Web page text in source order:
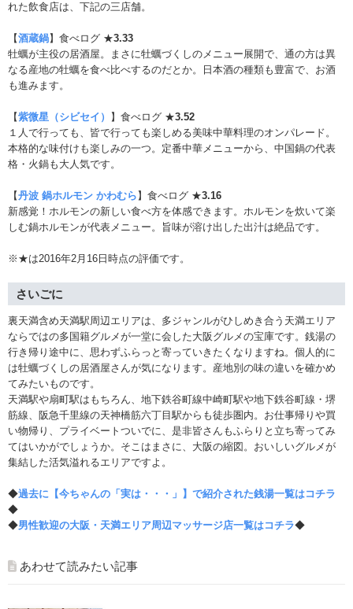
れた飲食店は、下記の三店舗。
【酒蔵鍋】食べログ ★3.33
牡蠣が主役の居酒屋。まさに牡蠣づくしのメニュー展開で、通の方は異
なる産地の牡蠣を食べ比べするのだとか。日本酒の種類も豊富で、お酒
も進みます。
【紫微星（シビセイ） 】食べログ ★3.52
１人で行っても、皆で行っても楽しめる美味中華料理のオンパレード。
本格的な味付けも楽しみの一つ。定番中華メニューから、中国鍋の代表
格・火鍋も大人気です。
【丹波 鍋ホルモン かわむら】食べログ ★3.16
新感覚！ホルモンの新しい食べ方を体感できます。ホルモンを炊いて楽
しむ鍋ホルモンが代表メニュー。旨味が溶け出した出汁は絶品です。
※★は2016年2月16日時点の評価です。
さいごに
裏天満含め天満駅周辺エリアは、多ジャンルがひしめき合う天満エリア
ならではの多国籍グルメが一堂に会した大阪グルメの宝庫です。銭湯の
行き帰り途中に、思わずふらっと寄っていきたくなりますね。個人的に
は牡蠣づくしの居酒屋さんが気になります。産地別の味の違いを確かめ
てみたいものです。
天満駅や扇町駅はもちろん、地下鉄谷町線中崎町駅や地下鉄谷町線・堺
筋線、阪急千里線の天神橋筋六丁目駅からも徒歩圏内。お仕事帰りや買
い物帰り、プライベートついでに、是非皆さんもふらりと立ち寄ってみ
てはいかがでしょうか。そこはまさに、大阪の縮図。おいしいグルメが
集結した活気溢れるエリアですよ。
◆過去に【今ちゃんの「実は・・・」】で紹介された銭湯一覧はコチラ
◆
◆男性歓迎の大阪・天満エリア周辺マッサージ店一覧はコチラ◆
あわせて読みたい記事